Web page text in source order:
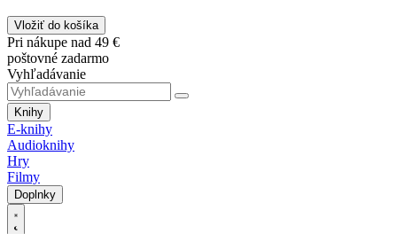
Vložiť do košíka
Pri nákupe nad 49 €
poštovné zadarmo
Vyhľadávanie
Knihy
E-knihy
Audioknihy
Hry
Filmy
Doplnky